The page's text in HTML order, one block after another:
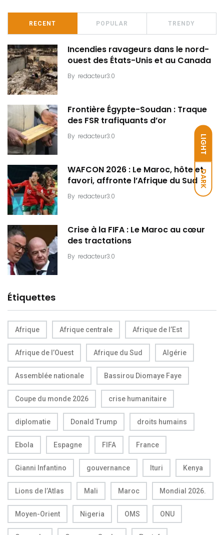
LIGHT
DARK
RECENT POPULAR TRENDY
Incendies ravageurs dans le nord-
ouest des États-Unis et au Canada
By redacteur3.0
Frontière Égypte-Soudan : Traque
des FSR trafiquants d’or
By redacteur3.0
WAFCON 2026 : Le Maroc, hôte et
favori, affronte l’Afrique du Sud
By redacteur3.0
Crise à la FIFA : Le Maroc au cœur
des tractations
By redacteur3.0
Étiquettes
Afrique Afrique centrale Afrique de l’Est
Afrique de l’Ouest Afrique du Sud Algérie
Assemblée nationale Bassirou Diomaye Faye
Coupe du monde 2026 crise humanitaire
diplomatie Donald Trump droits humains
Ebola Espagne FIFA France
Gianni Infantino gouvernance Ituri Kenya
Lions de l’Atlas Mali Maroc Mondial 2026.
Moyen-Orient Nigeria OMS ONU